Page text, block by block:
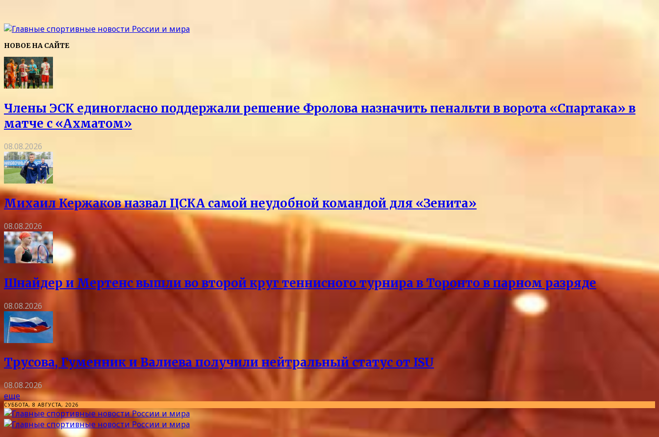
НОВОЕ НА САЙТЕ
Члены ЭСК единогласно поддержали решение Фролова назначить пенальти в ворота «Спартака» в
матче с «Ахматом»
08.08.2026
Михаил Кержаков назвал ЦСКА самой неудобной командой для «Зенита»
08.08.2026
Шнайдер и Мертенс вышли во второй круг теннисного турнира в Торонто в парном разряде
08.08.2026
Трусова, Гуменник и Валиева получили нейтральный статус от ISU
08.08.2026
еще
СУББОТА, 8 АВГУСТА, 2026